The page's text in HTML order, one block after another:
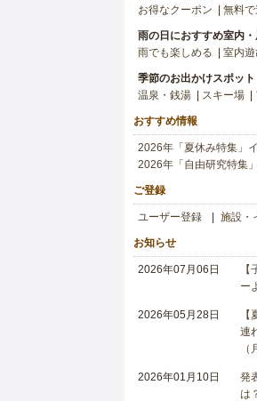
お得なクーポン
無料
雨の日におすすめ室内
雨でも楽しめる
室内
季節のお出かけスポット
温泉・銭湯
スキー場
おすすめ情報
2026年「夏休み特集」
2026年「自由研究特集
ご登録
ユーザー登録 施設・
お知らせ
2026年07月06日
ー
2026年05月28日
連
（
2026年01月10日
発
は